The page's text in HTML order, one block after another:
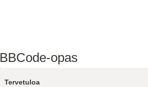
BBCode-opas
Tervetuloa